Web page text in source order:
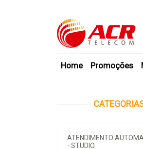
Home Promoções
ATENDIMENTO
- STUDIO